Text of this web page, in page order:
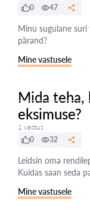
0
47
Minu sugulane suri
pärand?
Mine vastusele
Mida teha,
eksimuse?
1 vastus
0
32
Leidsin oma
Kuidas saan seda
Mine vastusele